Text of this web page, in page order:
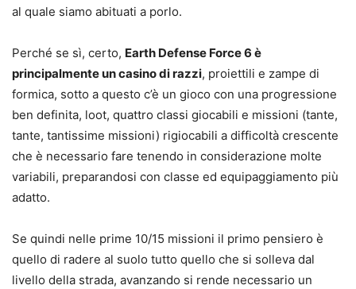
al quale siamo abituati a porlo.
Perché se sì, certo, Earth Defense Force 6 è
principalmente un casino di razzi, proiettili e zampe di
formica, sotto a questo c’è un gioco con una progressione
ben definita, loot, quattro classi giocabili e missioni (tante,
tante, tantissime missioni) rigiocabili a difficoltà crescente
che è necessario fare tenendo in considerazione molte
variabili, preparandosi con classe ed equipaggiamento più
adatto.
Se quindi nelle prime 10/15 missioni il primo pensiero è
quello di radere al suolo tutto quello che si solleva dal
livello della strada, avanzando si rende necessario un